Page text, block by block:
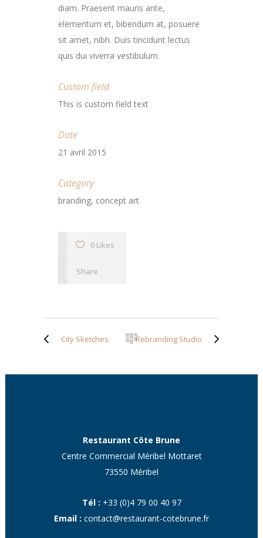
diam. Praesent mauris ante,
elementum et, bibendum at, posuere
sit amet, nibh. Duis tincidunt lectus
quis dui viverra vestibulum.
Custom field
This is custom field text
Date
21 avril 2015
Category
branding, concept art
0 Likes
Share
City Sketches Rebranding Studio
Restaurant Côte Brune
Centre Commercial Méribel Mottaret
73550 Méribel
Tél : +33 (0)4 79 00 40 97
Email : contact@restaurant-cotebrune.fr